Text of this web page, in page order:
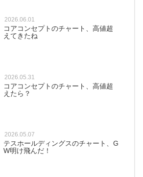
2026.06.01
コアコンセプトのチャート、高値超
えてきたね
2026.05.31
コアコンセプトのチャート、高値超
えたら？
2026.05.07
テスホールディングスのチャート、G
W明け飛んだ！